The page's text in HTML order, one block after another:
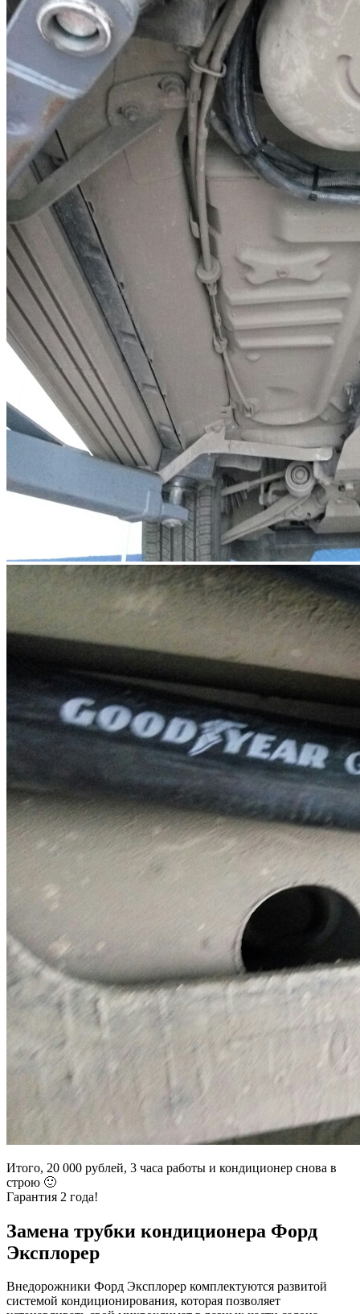
Итого, 20 000 рублей, 3 часа работы и кондиционер снова в
строю 🙂
Гарантия 2 года!
Замена трубки кондиционера Форд
Эксплорер
Внедорожники Форд Эксплорер комплектуются развитой
системой кондиционирования, которая позволяет